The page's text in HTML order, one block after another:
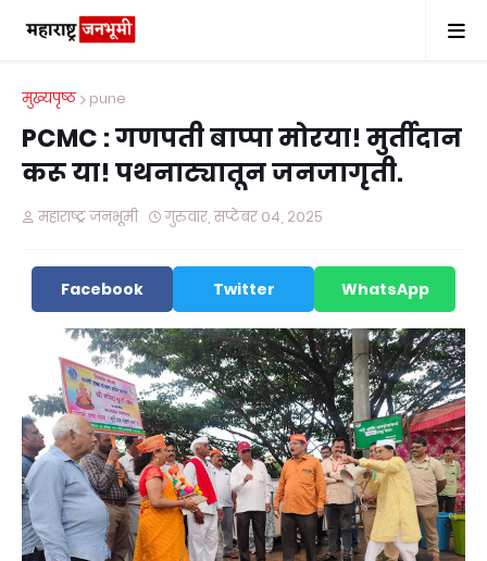
मुख्यपृष्ठ pune
PCMC : गणपती बाप्पा मोरया! मुर्तीदान
करू या! पथनाट्यातून जनजागृती.
महाराष्ट्र जनभूमी गुरुवार, सप्टेंबर ०४, २०२५
Facebook Twitter WhatsApp